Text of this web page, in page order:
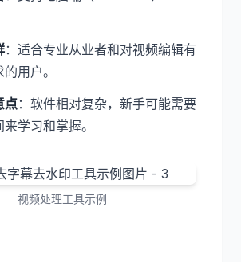
：适合专业从业者和对视频编辑有
用户。
点：软件相对复杂，新手可能需要
学习和掌握。
视频处理工具示例